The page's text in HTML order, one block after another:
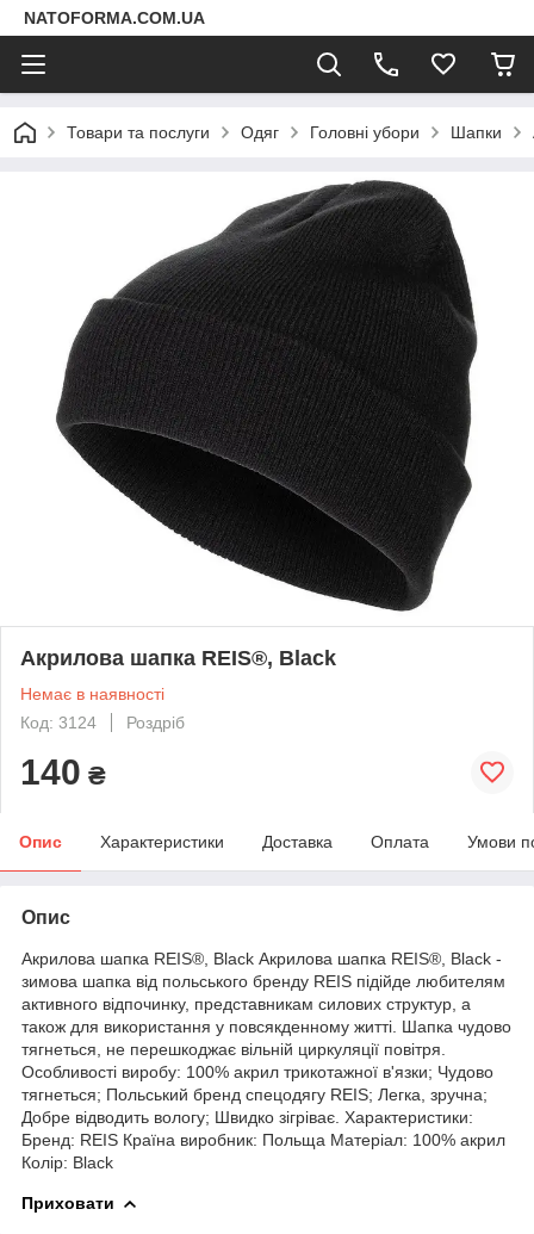
NATOFORMA.COM.UA
Товари та послуги Одяг Головні убори Шапки
Акрилова шапка REIS®, Black
Немає в наявності
Код: 3124
Роздріб
140 ₴
Опис Характеристики Доставка Оплата Умови
Опис
Акрилова шапка REIS®, Black Акрилова шапка REIS®, Black -
зимова шапка від польського бренду REIS підійде любителям
активного відпочинку, представникам силових структур, а
також для використання у повсякденному житті. Шапка чудово
тягнеться, не перешкоджає вільній циркуляції повітря.
Особливості виробу: 100% акрил трикотажної в'язки; Чудово
тягнеться; Польський бренд спецодягу REIS; Легка, зручна;
Добре відводить вологу; Швидко зігріває. Характеристики:
Бренд: REIS Країна виробник: Польща Матеріал: 100% акрил
Колір: Black
Приховати